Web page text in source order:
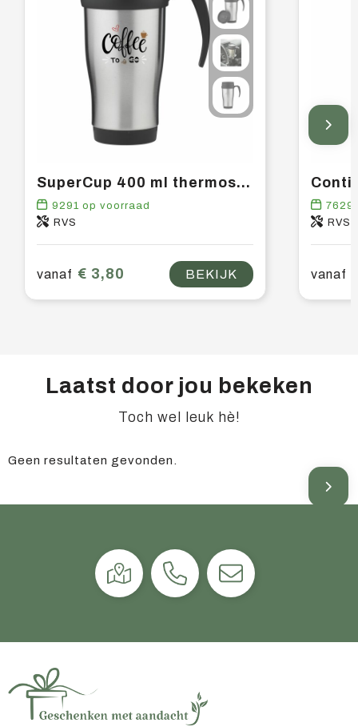
SuperCup 400 ml thermosbeker
9291 op voorraad
RVS
vanaf € 3,80 BEKIJK
7629
RVS
vanaf
Laatst door jou bekeken
Toch wel leuk hè!
Geen resultaten gevonden.